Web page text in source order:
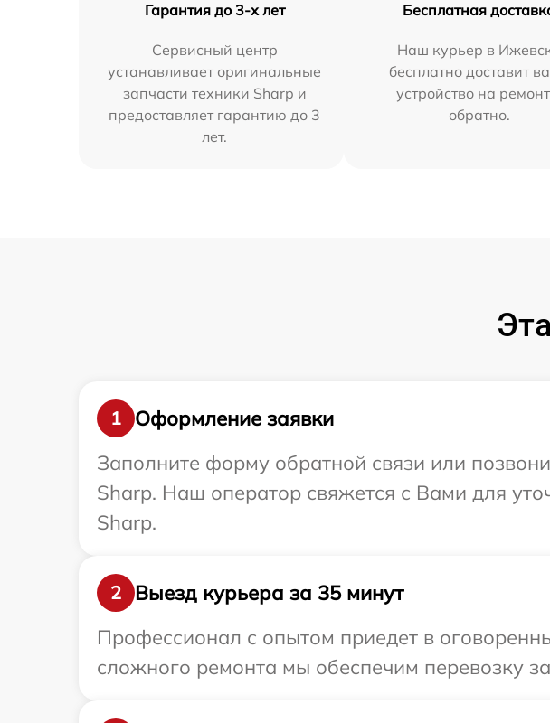
Гарантия до 3-х лет
Сервисный центр
устанавливает оригинальные
запчасти техники Sharp и
предоставляет гарантию до 3
лет.
Бесплатная
Наш курьер в
бесплатно доставит
устройство на
обратно.
1
Оформление заявки
Заполните форму обратной связи или
Sharp. Наш оператор свяжется с Вами для
Sharp.
2
Выезд курьера за 35 минут
Профессионал с опытом приедет в
сложного ремонта мы обеспечим перевозку